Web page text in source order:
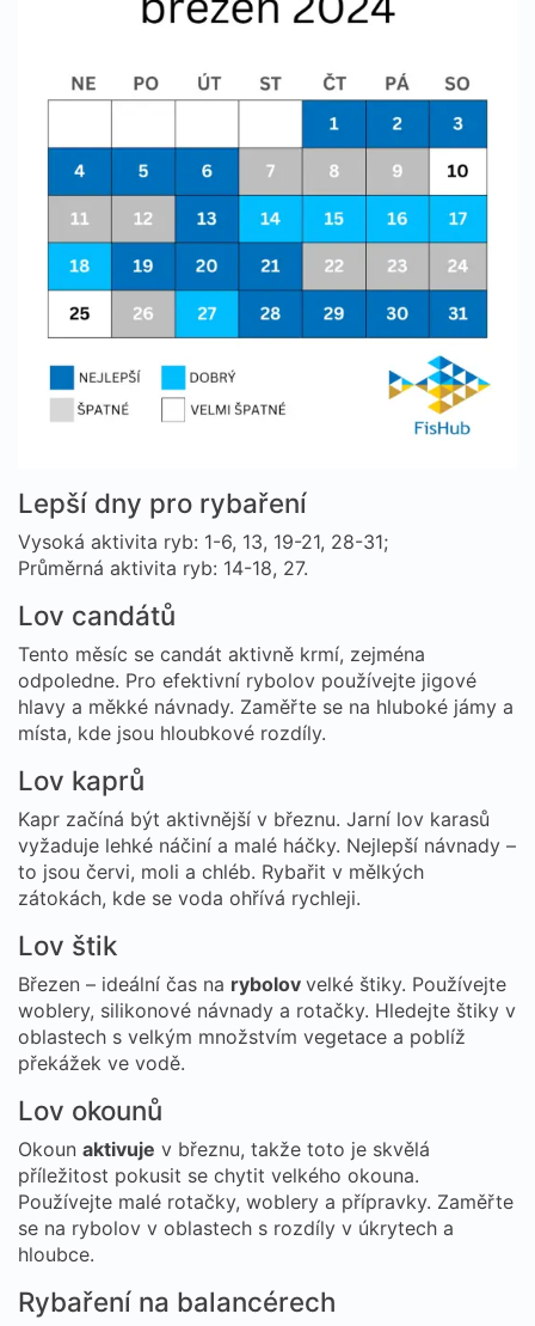
Lepší dny pro rybaření
Vysoká aktivita ryb: 1-6, 13, 19-21, 28-31;
Průměrná aktivita ryb: 14-18, 27.
Lov candátů
Tento měsíc se candát aktivně krmí, zejména
odpoledne. Pro efektivní rybolov používejte jigové
hlavy a měkké návnady. Zaměřte se na hluboké jámy a
místa, kde jsou hloubkové rozdíly.
Lov kaprů
Kapr začíná být aktivnější v březnu. Jarní lov karasů
vyžaduje lehké náčiní a malé háčky. Nejlepší návnady –
to jsou červi, moli a chléb. Rybařit v mělkých
zátokách, kde se voda ohřívá rychleji.
Lov štik
Březen – ideální čas na rybolov velké štiky. Používejte
woblery, silikonové návnady a rotačky. Hledejte štiky v
oblastech s velkým množstvím vegetace a poblíž
překážek ve vodě.
Lov okounů
Okoun aktivuje v březnu, takže toto je skvělá
příležitost pokusit se chytit velkého okouna.
Používejte malé rotačky, woblery a přípravky. Zaměřte
se na rybolov v oblastech s rozdíly v úkrytech a
hloubce.
Rybaření na balancérech